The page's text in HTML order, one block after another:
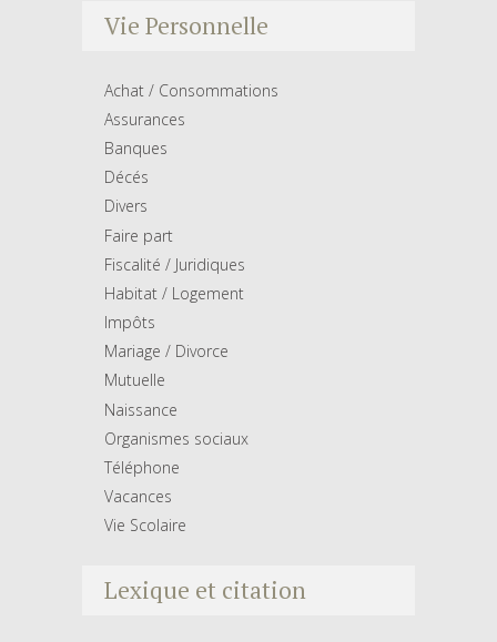
Vie Personnelle
Achat / Consommations
Assurances
Banques
Décés
Divers
Faire part
Fiscalité / Juridiques
Habitat / Logement
Impôts
Mariage / Divorce
Mutuelle
Naissance
Organismes sociaux
Téléphone
Vacances
Vie Scolaire
Lexique et citation